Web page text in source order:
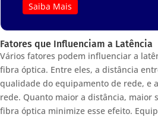
Saiba Mais
Fatores que Influenciam a Latência
Vários fatores podem influenciar a
fibra óptica. Entre eles, a distância
qualidade do equipamento de rede, e
rede. Quanto maior a distância, maior
fibra óptica minimize esse efeito.